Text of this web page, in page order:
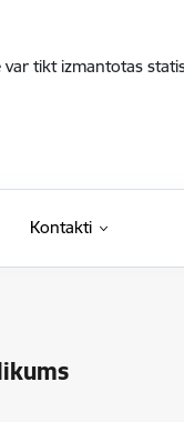
tikt izmantotas
Kontakti